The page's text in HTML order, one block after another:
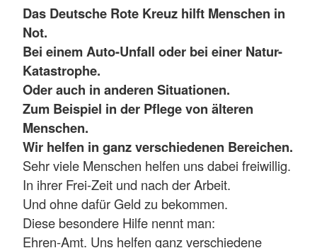
Das Deutsche Rote Kreuz hilft Menschen in
Not.
Bei einem Auto-Unfall oder bei einer Natur-
Katastrophe.
Oder auch in anderen Situationen.
Zum Beispiel in der Pflege von älteren
Menschen.
Wir helfen in ganz verschiedenen Bereichen.
Sehr viele Menschen helfen uns dabei freiwillig.
In ihrer Frei-Zeit und nach der Arbeit.
Und ohne dafür Geld zu bekommen.
Diese besondere Hilfe nennt man:
Ehren-Amt. Uns helfen ganz verschiedene